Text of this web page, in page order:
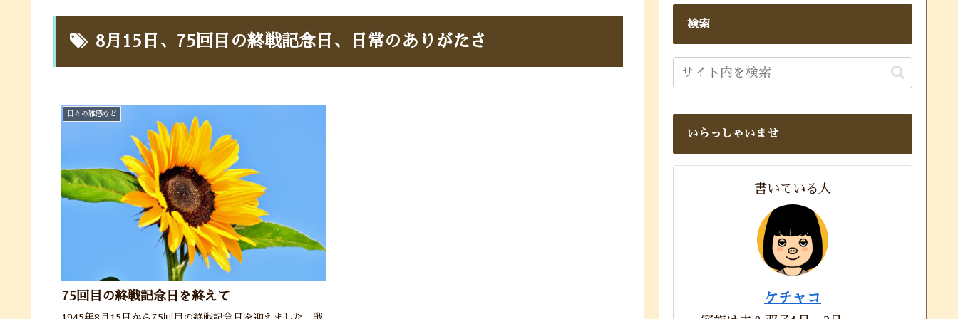
8月15日、75回目の終戦記念日、日常のありがたさ
日々の雑感など
75回目の終戦記念日を終えて
検索
いらっしゃいませ
書いている人
ケチャコ